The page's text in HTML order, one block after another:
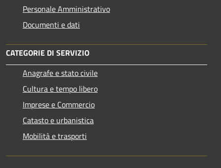
Personale Amministrativo
Documenti e dati
CATEGORIE DI SERVIZIO
Anagrafe e stato civile
Cultura e tempo libero
Imprese e Commercio
Catasto e urbanistica
Mobilità e trasporti